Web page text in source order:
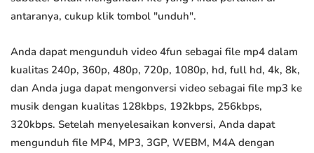
antaranya, cukup klik tombol "unduh".
Anda dapat mengunduh video 4fun sebagai file mp4 dalam
kualitas 240p, 360p, 480p, 720p, 1080p, hd, full hd, 4k, 8k,
dan Anda juga dapat mengonversi video sebagai file mp3 ke
musik dengan kualitas 128kbps, 192kbps, 256kbps,
320kbps. Setelah menyelesaikan konversi, Anda dapat
mengunduh file MP4, MP3, 3GP, WEBM, M4A dengan